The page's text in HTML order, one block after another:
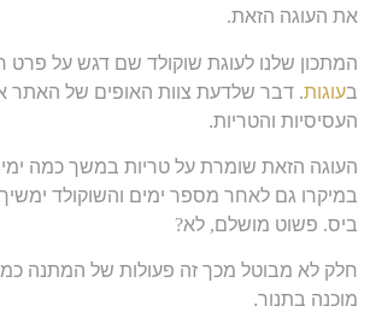
את העוגה הזאת.
המתכון שלנו לעוגת שוקולד שם דגש על פרט
בעוגות. דבר שלדעת צוות האופים של האתר
העסיסיות והטריות.
העוגה הזאת שומרת על טריות במשך כמה
במיקרו גם לאחר מספר ימים והשוקולד ימשיך
ביס. פשוט מושלם, לא?
חלק לא מבוטל מכך זה פעולות של המתנה
מוכנה בתנור.